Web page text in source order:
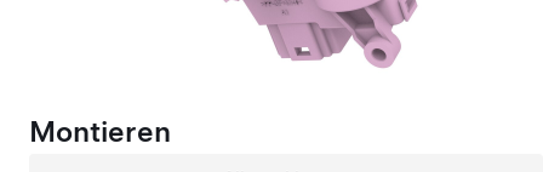
Montieren